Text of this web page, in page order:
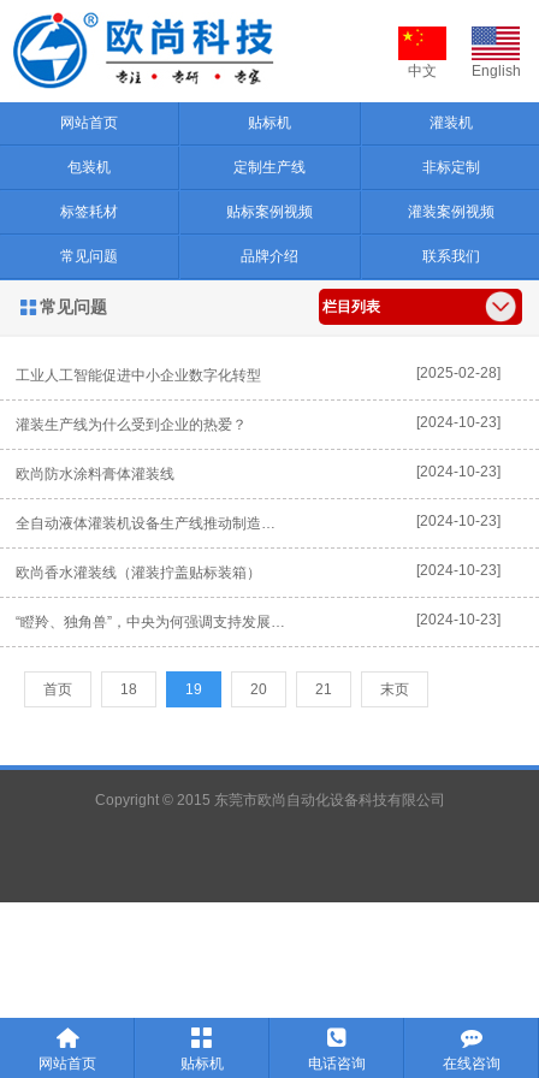
中文 English
网站首页 贴标机 灌装机
包装机 定制生产线 非标定制
标签耗材 贴标案例视频 灌装案例视频
常见问题 品牌介绍 联系我们
 常见问题 栏目列表
[2025-02-28]
工业人工智能促进中小企业数字化转型
[2024-10-23]
灌装生产线为什么受到企业的热爱？
[2024-10-23]
欧尚防水涂料膏体灌装线
[2024-10-23]
全自动液体灌装机设备生产线推动制造升级
[2024-10-23]
欧尚香水灌装线（灌装拧盖贴标装箱）
[2024-10-23]
“瞪羚、独角兽”，中央为何强调支持发展这两类企业？
首页 18 19 20 21 末页
Copyright © 2015 东莞市欧尚自动化设备科技有限公司

网站首页

贴标机

电话咨询

在线咨询